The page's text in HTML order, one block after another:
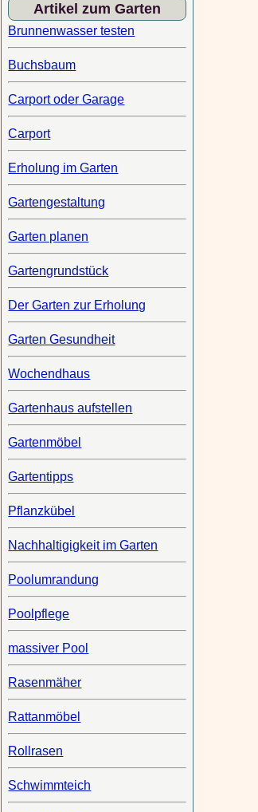
Artikel zum Garten
Brunnenwasser testen
Buchsbaum
Carport oder Garage
Carport
Erholung im Garten
Gartengestaltung
Garten planen
Gartengrundstück
Der Garten zur Erholung
Garten Gesundheit
Wochendhaus
Gartenhaus aufstellen
Gartenmöbel
Gartentipps
Pflanzkübel
Nachhaltigigkeit im Garten
Poolumrandung
Poolpflege
massiver Pool
Rasenmäher
Rattanmöbel
Rollrasen
Schwimmteich